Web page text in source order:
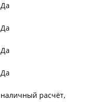
Да
Да
Да
Да
наличный расчёт